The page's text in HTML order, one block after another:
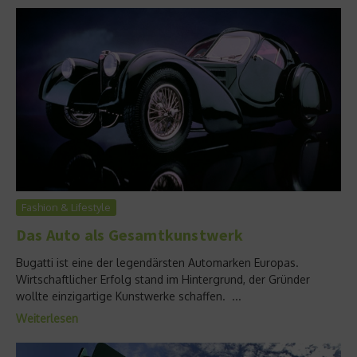
Fashion & Lifestyle
Das Auto als Gesamtkunstwerk
Bugatti ist eine der legendärsten Automarken Europas.
Wirtschaftlicher Erfolg stand im Hintergrund, der Gründer
wollte einzigartige Kunstwerke schaffen. ...
Weiterlesen